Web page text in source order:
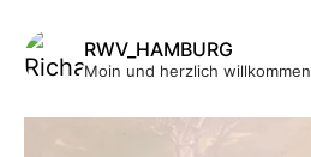
RWV_HAMBURG
Moin und herzlich